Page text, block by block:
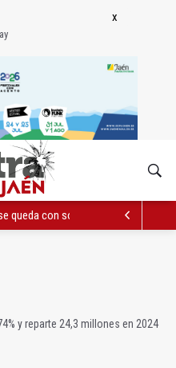
queda con solo dos bomberos por
y reparte 24,3 millones en 2024